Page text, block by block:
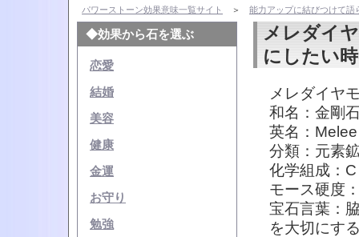
パワーストーン効果意味一覧サイト ＞ 能力アップに結びつけて語
◆効果から石を選ぶ
恋愛
結婚
美容
健康
金運
お守り
勉強
メレダイ
にしたい
メレダイヤ
和名：金剛
英名：
分類：元素
化学組成：
モース硬度
宝石言葉：
を大切にす